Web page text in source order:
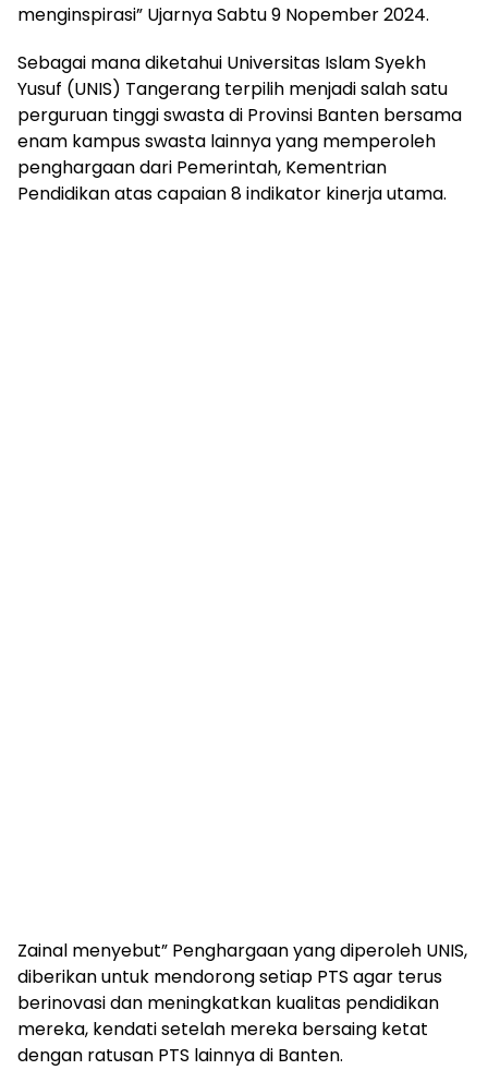
menginspirasi” Ujarnya Sabtu 9 Nopember 2024.
Sebagai mana diketahui Universitas Islam Syekh
Yusuf (UNIS) Tangerang terpilih menjadi salah satu
perguruan tinggi swasta di Provinsi Banten bersama
enam kampus swasta lainnya yang memperoleh
penghargaan dari Pemerintah, Kementrian
Pendidikan atas capaian 8 indikator kinerja utama.
Zainal menyebut” Penghargaan yang diperoleh UNIS,
diberikan untuk mendorong setiap PTS agar terus
berinovasi dan meningkatkan kualitas pendidikan
mereka, kendati setelah mereka bersaing ketat
dengan ratusan PTS lainnya di Banten.